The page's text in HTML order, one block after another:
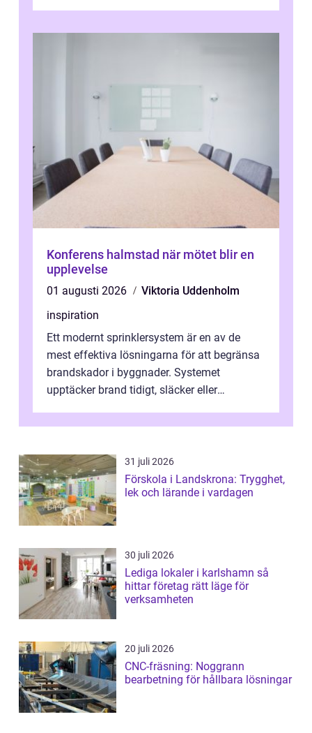
Konferens halmstad när mötet blir en
upplevelse
01 augusti 2026
Viktoria Uddenholm
inspiration
Ett modernt sprinklersystem är en av de
mest effektiva lösningarna för att begränsa
brandskador i byggnader. Systemet
upptäcker brand tidigt, släcker eller
31 juli 2026
Förskola i Landskrona: Trygghet,
lek och lärande i vardagen
30 juli 2026
Lediga lokaler i karlshamn så
hittar företag rätt läge för
verksamheten
20 juli 2026
CNC-fräsning: Noggrann
bearbetning för hållbara lösningar